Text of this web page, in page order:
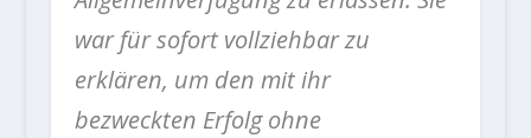
war für sofort vollziehbar zu
erklären, um den mit ihr
bezweckten Erfolg ohne